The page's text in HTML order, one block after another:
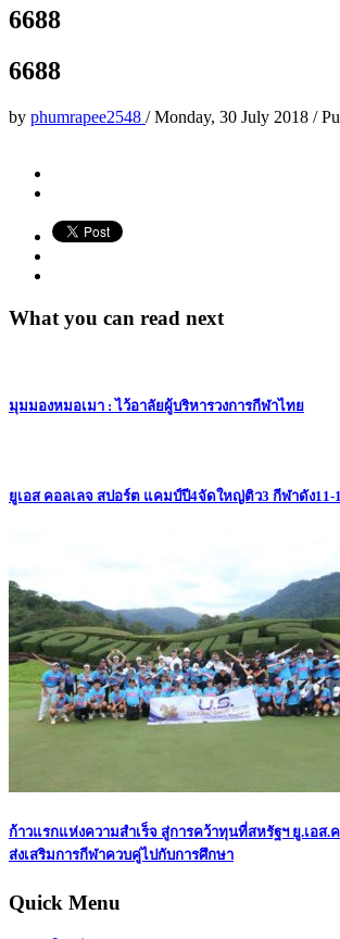
6688
6688
by phumrapee2548 /Monday, 30 July 2018 /
What you can read next
มุมมองหมอเมา : ไว้อาลัยผู้บริหารวงการกีฬาไทย
ยูเอส คอลเลจ สปอร์ต แคมป์ปี4จัดใหญ่ติว3 กีฬาดัง11-
ก้าวแรกแห่งความสำเร็จ สู่การคว้าทุนที่สหรัฐฯ ยู.เอส.
ส่งเสริมการกีฬาควบคู่ไปกับการศึกษา
Quick Menu